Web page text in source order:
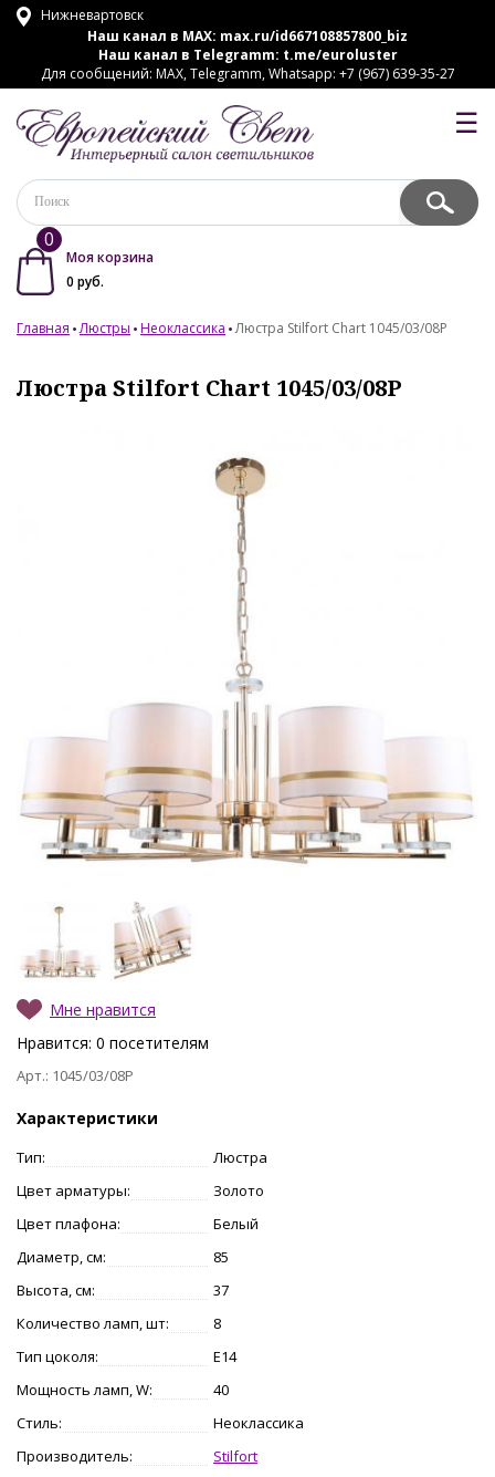
Нижневартовск
Наш канал в MAX: max.ru/id667108857800_biz
Наш канал в Telegramm: t.me/euroluster
Для сообщений: MAX, Telegramm, Whatsapp: +7 (967) 639-35-27
☰
0
Моя корзина
0 руб.
Главная Люстры Неоклассика Люстра Stilfort Chart 1045/03/08P
Люстра Stilfort Chart 1045/03/08P
Мне нравится
Нравится: 0 посетителям
Арт.: 1045/03/08P
Характеристики
Тип:
Люстра
Цвет арматуры:
Золото
Цвет плафона:
Белый
Диаметр, см:
85
Высота, см:
37
Количество ламп, шт:
8
Тип цоколя:
E14
Мощность ламп, W:
40
Стиль:
Неоклассика
Производитель:
Stilfort